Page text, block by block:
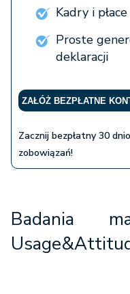
Kadry i
Proste
deklaracji
ZAŁÓŻ BEZPŁATNE
Zacznij bezpłatny 30
zobowiązań!
Badania